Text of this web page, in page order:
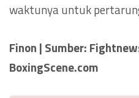
waktunya untuk
Finon | Sumber:
BoxingScene.com